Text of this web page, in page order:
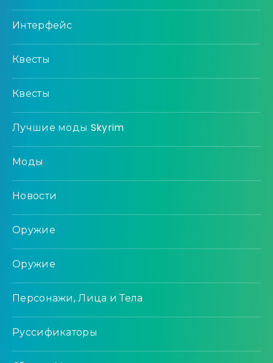
Интерфейс
Квесты
Квесты
Лучшие моды Skyrim
Моды
Новости
Оружие
Оружие
Персонажи, Лица и Тела
Руссификаторы